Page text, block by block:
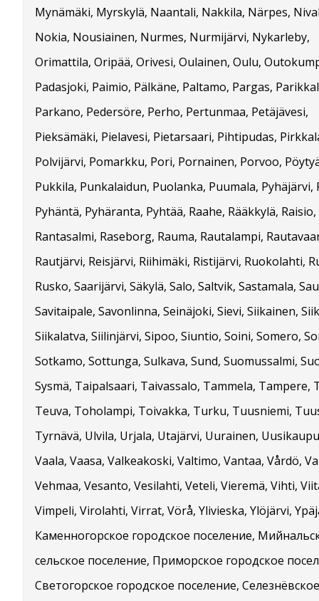
Mynämäki, Myrskylä, Naantali, Nakkila, Närpes,
Nokia, Nousiainen, Nurmes, Nurmijärvi, Nykarleby,
Orimattila, Oripää, Orivesi, Oulainen, Oulu,
Padasjoki, Paimio, Pälkäne, Paltamo, Pargas,
Parkano, Pedersöre, Perho, Pertunmaa, Petäjävesi,
Pieksämäki, Pielavesi, Pietarsaari, Pihtipudas,
Polvijärvi, Pomarkku, Pori, Pornainen, Porvoo,
Pukkila, Punkalaidun, Puolanka, Puumala, Pyhäjärvi,
Pyhäntä, Pyhäranta, Pyhtää, Raahe, Rääkkylä, Raisio,
Rantasalmi, Raseborg, Rauma, Rautalampi,
Rautjärvi, Reisjärvi, Riihimäki, Ristijärvi, Ruokolahti,
Rusko, Saarijärvi, Säkylä, Salo, Saltvik, Sastamala,
Savitaipale, Savonlinna, Seinäjoki, Sievi, Siikainen,
Siikalatva, Siilinjärvi, Sipoo, Siuntio, Soini, Somero,
Sotkamo, Sottunga, Sulkava, Sund, Suomussalmi,
Sysmä, Taipalsaari, Taivassalo, Tammela, Tampere,
Teuva, Toholampi, Toivakka, Turku, Tuusniemi,
Tyrnävä, Ulvila, Urjala, Utajärvi, Uurainen,
Vaala, Vaasa, Valkeakoski, Valtimo, Vantaa, Vårdö,
Vehmaa, Vesanto, Vesilahti, Veteli, Vieremä, Vihti,
Vimpeli, Virolahti, Virrat, Vörå, Ylivieska, Ylöjärvi,
Каменногорское городское поселение,
сельское поселение, Приморское городское
Светогорское городское поселение, Селезнёвское